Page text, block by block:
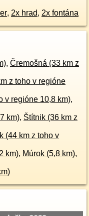
, 2x hrad, 2x fontána
, Čremošná (33 km z
z toho v regióne
v regióne 10,8 km),
km), Štítnik (36 km z
(44 km z toho v
km), Múrok (5,8 km),